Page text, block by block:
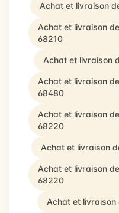
Achat et livraison
Achat et livraison
68210
Achat et livraison
Achat et livraison
68480
Achat et livraison
68220
Achat et livraison
Achat et livraison
68220
Achat et livraison